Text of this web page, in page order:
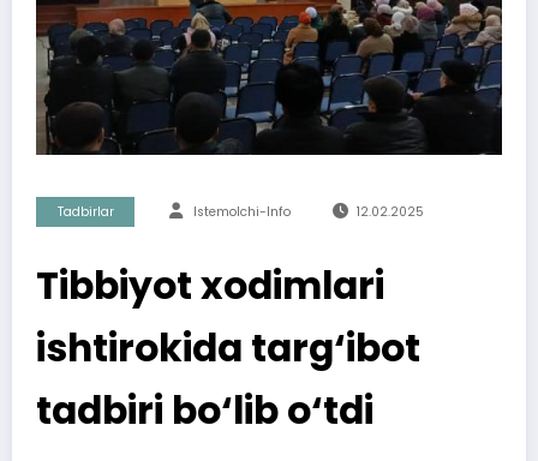
Tadbirlar Istemolchi-Info 12.02.2025
Tibbiyot xodimlari
ishtirokida targ‘ibot
tadbiri bo‘lib o‘tdi